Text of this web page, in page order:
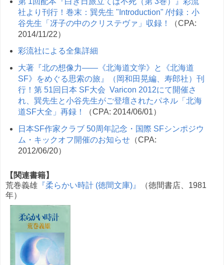
社より刊行！巻末：巽先生 "Introduction" /付録：小
谷先生「冴子の中のクリステヴァ」収録！
（CPA:
2014/11/22）
彩流社による全集詳細
大著『北の想像力——《北海道文学》と《北海道
SF》をめぐる思索の旅』（岡和田晃編、寿郎社）刊
行！第 51回日本 SF大会 Varicon 2012にて開催さ
れ、巽先生と小谷先生がご登壇されたパネル「北海
道SF大全」再録！
（CPA: 2014/06/01）
日本SF作家クラブ 50周年記念・国際 SFシンポジウ
ム・キックオフ開催のお知らせ（CPA:
2012/06/20）
【関連書籍】
荒巻義雄 『柔らかい時計 (徳間文庫)』
（徳間書店、1981
年）